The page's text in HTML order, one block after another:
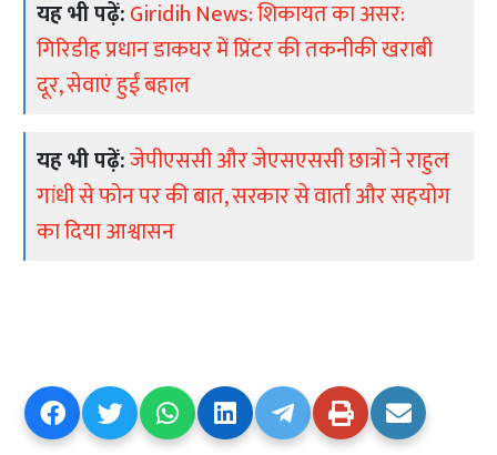
यह भी पढ़ें:Giridih News: शिकायत का असर:
गिरिडीह प्रधान डाकघर में प्रिंटर की तकनीकी खराबी
दूर, सेवाएं हुईं बहाल
यह भी पढ़ें:जेपीएससी और जेएसएससी छात्रों ने राहुल
गांधी से फोन पर की बात, सरकार से वार्ता और सहयोग
का दिया आश्वासन